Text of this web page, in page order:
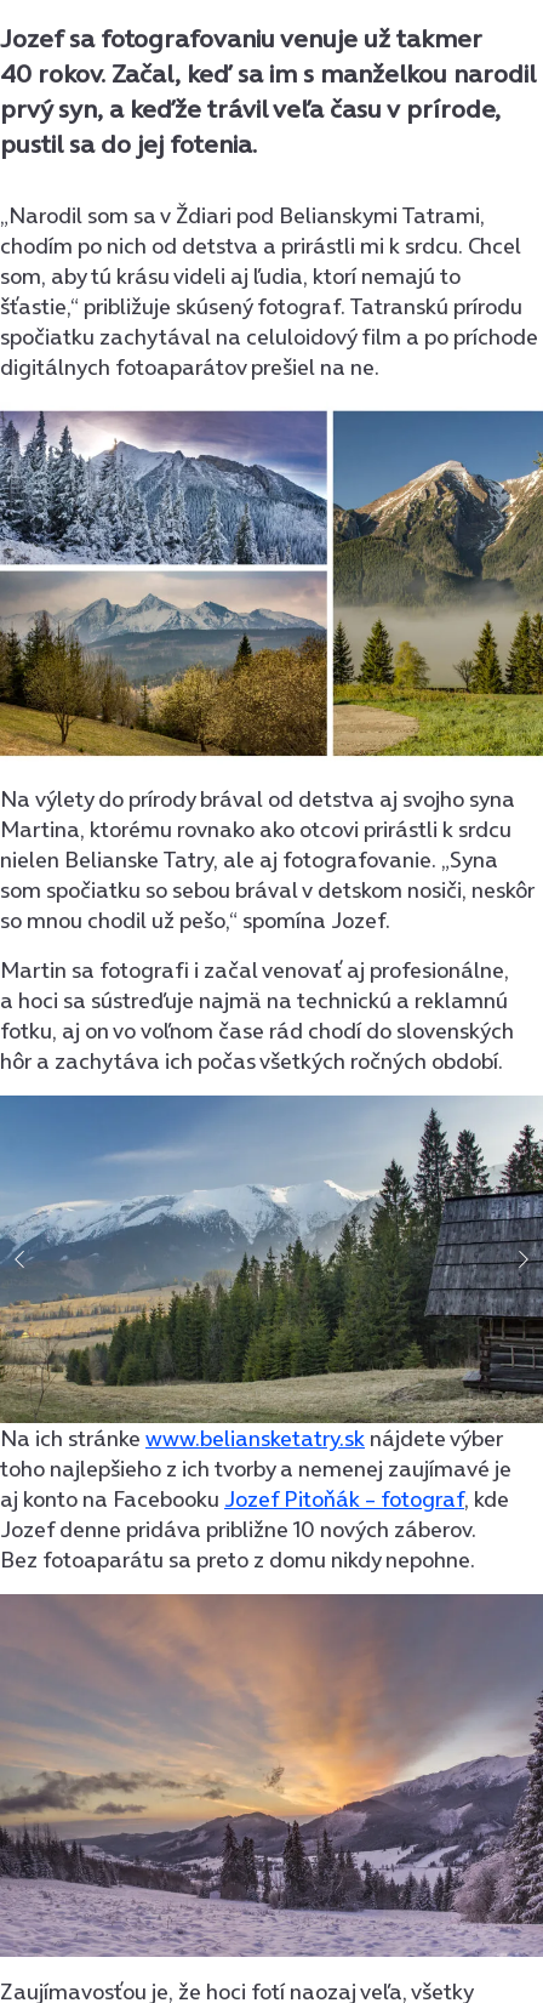
Jozef sa fotografovaniu venuje už takmer
40 rokov. Začal, keď sa im s manželkou narodil
prvý syn, a keďže trávil veľa času v prírode,
pustil sa do jej fotenia.
„Narodil som sa v Ždiari pod Belianskymi Tatrami,
chodím po nich od detstva a prirástli mi k srdcu. Chcel
som, aby tú krásu videli aj ľudia, ktorí nemajú to
šťastie,“ približuje skúsený fotograf. Tatranskú prírodu
spočiatku zachytával na celuloidový ﬁlm a po príchode
digitálnych fotoaparátov prešiel na ne.
Na výlety do prírody brával od detstva aj svojho syna
Martina, ktorému rovnako ako otcovi prirástli k srdcu
nielen Belianske Tatry, ale aj fotografovanie. „Syna
som spočiatku so sebou brával v detskom nosiči, neskôr
so mnou chodil už pešo,“ spomína Jozef.
Martin sa fotograﬁ i začal venovať aj profesionálne,
a hoci sa sústreďuje najmä na technickú a reklamnú
fotku, aj on vo voľnom čase rád chodí do slovenských
hôr a zachytáva ich počas všetkých ročných období.
Na ich stránke www.beliansketatry.sk nájdete výber
toho najlepšieho z ich tvorby a nemenej zaujímavé je
aj konto na Facebooku Jozef Pitoňák – fotograf, kde
Jozef denne pridáva približne 10 nových záberov.
Bez fotoaparátu sa preto z domu nikdy nepohne.
Zaujímavosťou je, že hoci fotí naozaj veľa, všetky